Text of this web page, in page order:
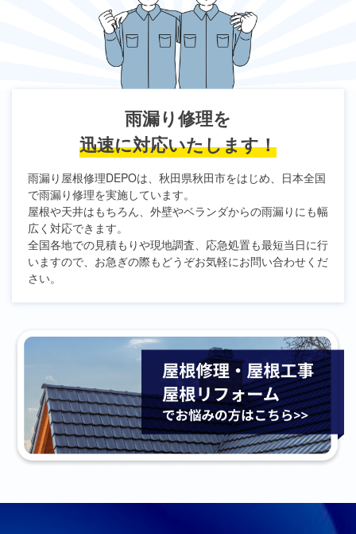
雨漏り修理を
迅速に対応いたします！
雨漏り屋根修理DEPOは、秋田県秋田市をはじめ、日本全国
で雨漏り修理を実施しています。
屋根や天井はもちろん、外壁やベランダからの雨漏りにも幅
広く対応できます。
全国各地での見積もりや現地調査、応急処置も最短当日に行
いますので、お急ぎの際もどうぞお気軽にお問い合わせくだ
さい。